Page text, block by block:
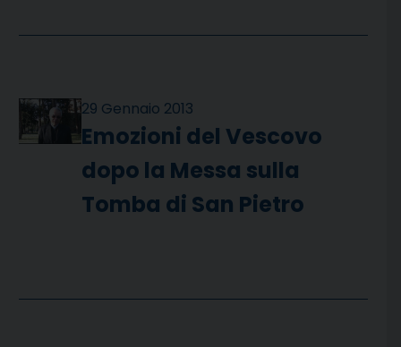
29 Gennaio 2013
Emozioni del Vescovo
dopo la Messa sulla
Tomba di San Pietro